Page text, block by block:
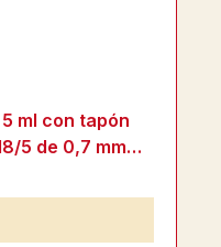
ml con tapón
5 de 0,7 mm